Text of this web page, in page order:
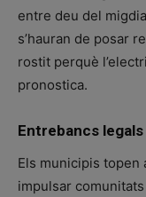
entre deu del
s’hauran de posar
rostit perquè
pronostica.
Entrebancs legals
Els municipis topen
impulsar